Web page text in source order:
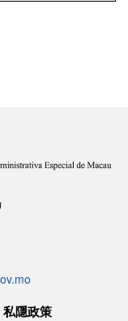
私隱政策